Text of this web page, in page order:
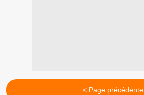
< Page précédente